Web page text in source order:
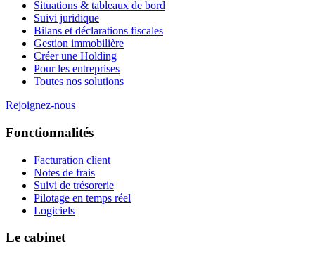
Situations & tableaux de bord
Suivi juridique
Bilans et déclarations fiscales
Gestion immobilière
Créer une Holding
Pour les entreprises
Toutes nos solutions
Rejoignez-nous
Fonctionnalités
Facturation client
Notes de frais
Suivi de trésorerie
Pilotage en temps réel
Logiciels
Le cabinet